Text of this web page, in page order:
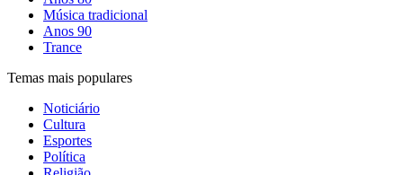
Música tradicional
Anos 90
Trance
Temas mais populares
Noticiário
Cultura
Esportes
Política